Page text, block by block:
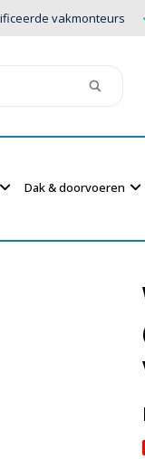
vakmonteurs
Dak & doorvoeren